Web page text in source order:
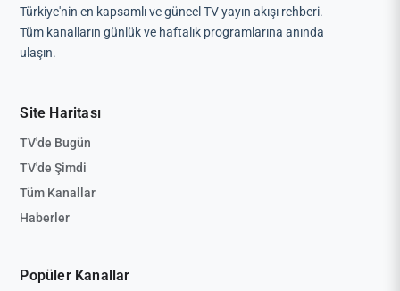
Türkiye'nin en kapsamlı ve güncel TV yayın akışı rehberi.
Tüm kanalların günlük ve haftalık programlarına anında
ulaşın.
Site Haritası
TV'de Bugün
TV'de Şimdi
Tüm Kanallar
Haberler
Popüler Kanallar